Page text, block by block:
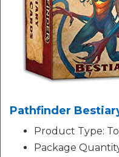
Pathfinder
Product Type:
Package